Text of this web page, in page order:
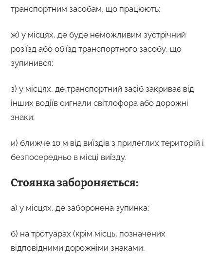
транспортним засобам, що працюють;
ж) у місцях, де буде неможливим зустрічний
роз’їзд або об’їзд транспортного засобу, що
зупинився;
з) у місцях, де транспортний засіб закриває від
інших водіїв сигнали світлофора або дорожні
знаки;
и) ближче 10 м від виїздів з прилеглих територій і
безпосередньо в місці виїзду.
Стоянка забороняється:
а) у місцях, де заборонена зупинка;
б) на тротуарах (крім місць, позначених
відповідними дорожніми знаками,